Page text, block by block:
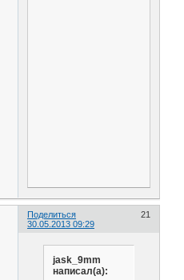
Поделиться
21
30.05.2013 09:29
jask_9mm
написал(а):